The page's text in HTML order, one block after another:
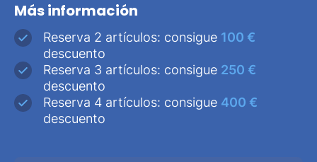
Más información
Reserva 2 artículos: consigue 100 €
descuento
Reserva 3 artículos: consigue 250 €
descuento
Reserva 4 artículos: consigue 400 €
descuento